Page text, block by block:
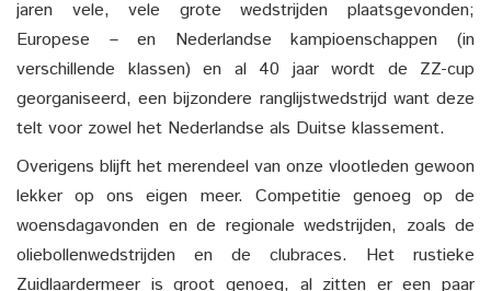
jaren vele, vele grote wedstrijden plaatsgevonden;
Europese – en Nederlandse kampioenschappen (in
verschillende klassen) en al 40 jaar wordt de ZZ-cup
georganiseerd, een bijzondere ranglijstwedstrijd want deze
telt voor zowel het Nederlandse als Duitse klassement.
Overigens blijft het merendeel van onze vlootleden gewoon
lekker op ons eigen meer. Competitie genoeg op de
woensdagavonden en de regionale wedstrijden, zoals de
oliebollenwedstrijden en de clubraces. Het rustieke
Zuidlaardermeer is groot genoeg, al zitten er een paar